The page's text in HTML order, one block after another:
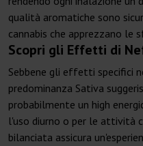
qualità aromatiche sono
cannabis che apprezzano le
Scopri gli Effetti di
Sebbene gli effetti specifici
predominanza Sativa
probabilmente un high
l'uso diurno o per le attività
bilanciata assicura